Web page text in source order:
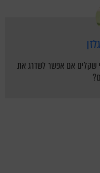
שקלים אם אפשר לשדרג את